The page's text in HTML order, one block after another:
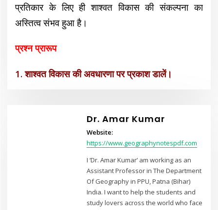
प्रतिकार के लिए ही शाश्वत विकास की संकल्पना का
अस्तित्व संभव हुआ है।
प्रश्न प्रारूप
1. शाश्वत विकास की अवधारणा पर प्रकाश डालें।
Dr. Amar Kumar
Website:
https://www.geographynotespdf.com
I ‘Dr. Amar Kumar’ am working as an
Assistant Professor in The Department
Of Geography in PPU, Patna (Bihar)
India. I want to help the students and
study lovers across the world who face